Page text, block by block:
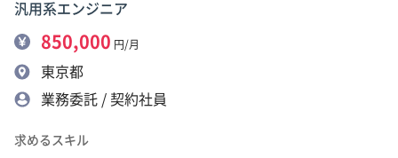
汎用系エンジニア
850,000 円/月
東京都
業務委託 / 契約社員
求めるスキル